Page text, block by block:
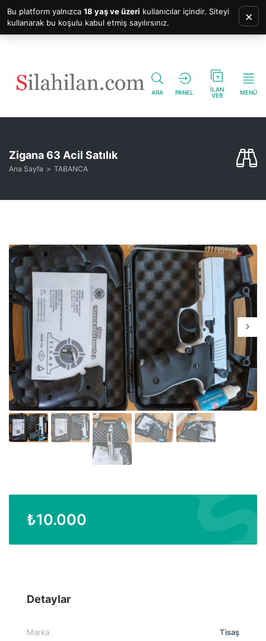
ARA PANEL
İLAN
VER
MENÜ
Zigana 63 Acil Satılık
Ana Sayfa TABANCA
₺10.000
Detaylar
Marka Tisaş
Bu platform yalnızca 18 yaş ve üzeri kullanıcılar içindir. Siteyi
kullanarak bu koşulu kabul etmiş sayılırsınız.
×